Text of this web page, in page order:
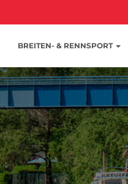
BREITEN- & RENNSPORT